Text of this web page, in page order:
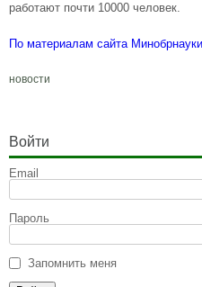
работают почти 10000 человек.
По материалам сайта
новости
Войти
Email
Пароль
Запомнить меня